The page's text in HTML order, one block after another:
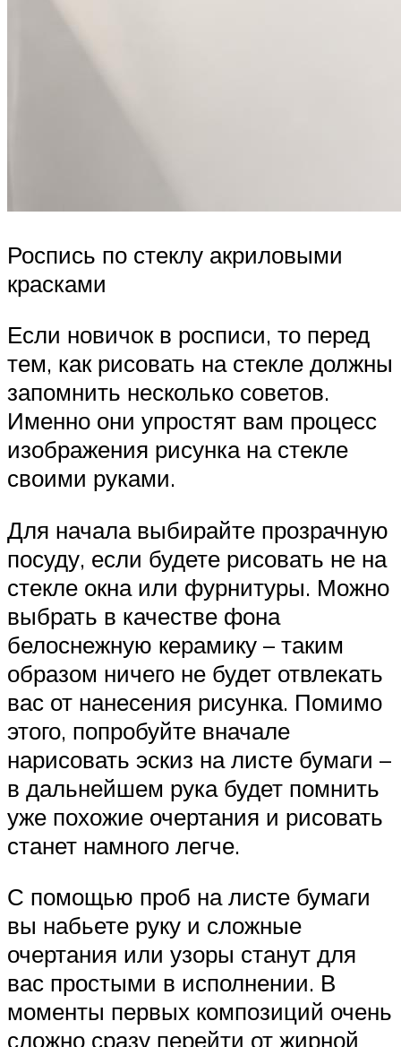
Роспись по стеклу акриловыми
красками
Если новичок в росписи, то перед
тем, как рисовать на стекле должны
запомнить несколько советов.
Именно они упростят вам процесс
изображения рисунка на стекле
своими руками.
Для начала выбирайте прозрачную
посуду, если будете рисовать не на
стекле окна или фурнитуры. Можно
выбрать в качестве фона
белоснежную керамику – таким
образом ничего не будет отвлекать
вас от нанесения рисунка. Помимо
этого, попробуйте вначале
нарисовать эскиз на листе бумаги –
в дальнейшем рука будет помнить
уже похожие очертания и рисовать
станет намного легче.
С помощью проб на листе бумаги
вы набьете руку и сложные
очертания или узоры станут для
вас простыми в исполнении. В
моменты первых композиций очень
сложно сразу перейти от жирной